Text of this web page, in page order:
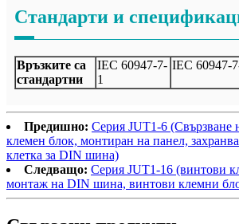
Стандарти и
Връзките са
стандартни
IEC 60947-7-
1
IEC 60947-
Предишно: Серия JUT1-6 (Свързване
клемен блок, монтиран на панел,
клетка за DIN шина)
Следващо: Серия JUT1-16 (винтови
монтаж на DIN шина, винтови клемни